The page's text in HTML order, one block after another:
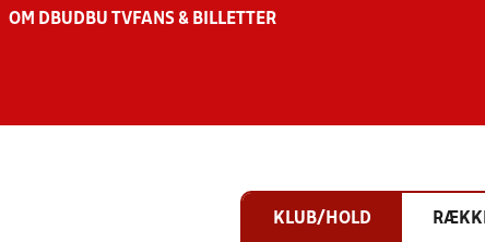
OM DBU DBU TV FANS & BILLETTER
KLUB/HOLD